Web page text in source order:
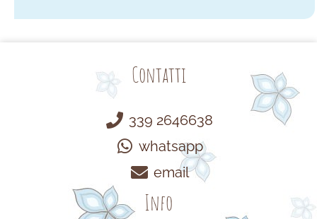
Contatti
339 2646638
whatsapp
email
Info